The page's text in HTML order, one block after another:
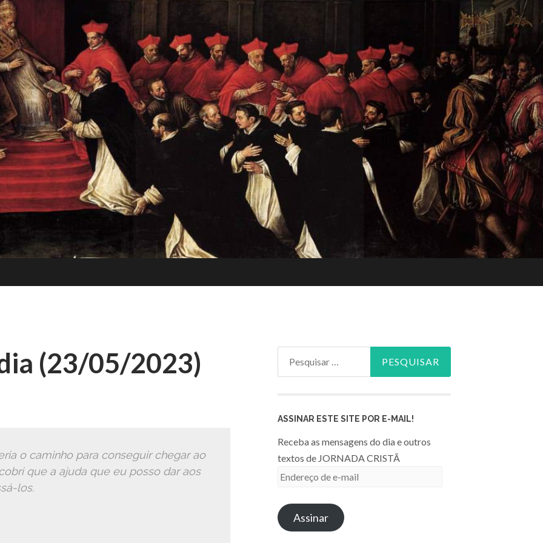
JO
RN
A
CRI
Para a
comunhão
com a
Santa Igreja
Católica
Romana
(23/05/2023)
o caminho para conseguir chegar ao
que a ajuda que eu posso dar aos
los.
ASSINAR ESTE SITE POR E-MAIL!
Receba as mensagens do dia e outros
textos de JORNADA CRISTÃ
Endereço
e-
mailAssinar